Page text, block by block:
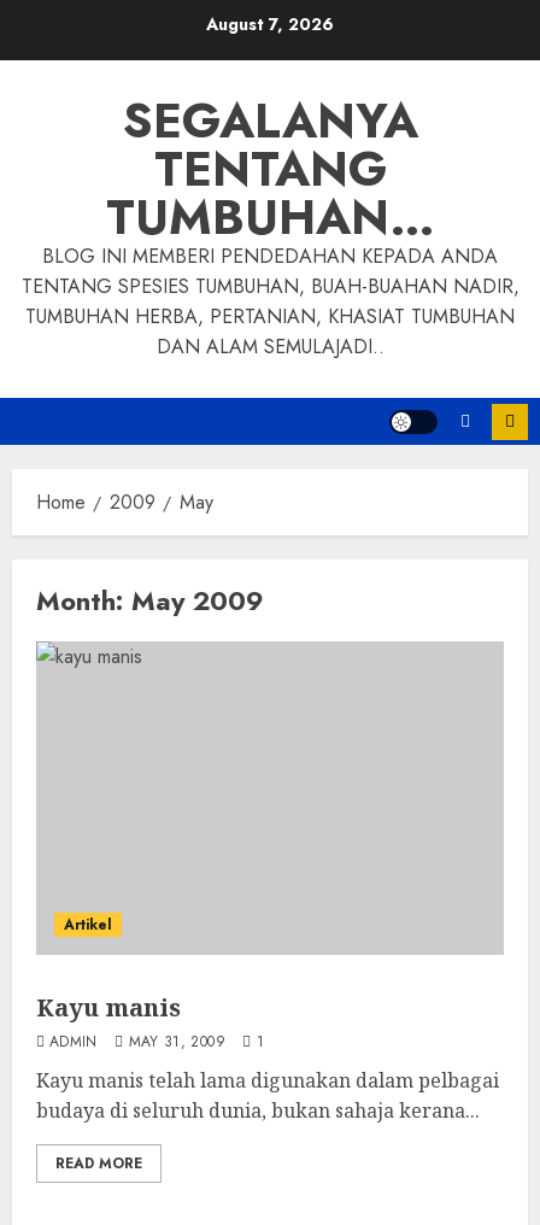
August 7, 2026
SEGALANYA
TENTANG
TUMBUHAN…
BLOG INI MEMBERI PENDEDAHAN KEPADA ANDA
TENTANG SPESIES TUMBUHAN, BUAH-BUAHAN NADIR,
TUMBUHAN HERBA, PERTANIAN, KHASIAT TUMBUHAN
DAN ALAM SEMULAJADI..
Home 2009 May
Month: May 2009
Artikel
Kayu manis
ADMIN MAY 31, 2009 1
Kayu manis telah lama digunakan dalam pelbagai
budaya di seluruh dunia, bukan sahaja kerana...
READ MORE